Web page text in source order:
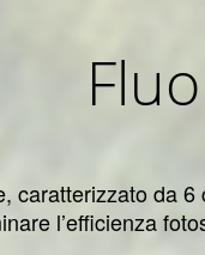
caratterizzato da
l’efficienza